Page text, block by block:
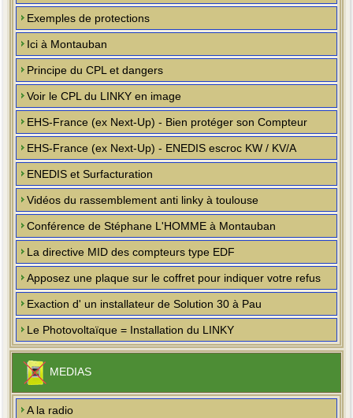
Exemples de protections
Ici à Montauban
Principe du CPL et dangers
Voir le CPL du LINKY en image
EHS-France (ex Next-Up) - Bien protéger son Compteur
EHS-France (ex Next-Up) - ENEDIS escroc KW / KV/A
ENEDIS et Surfacturation
Vidéos du rassemblement anti linky à toulouse
Conférence de Stéphane L'HOMME à Montauban
La directive MID des compteurs type EDF
Apposez une plaque sur le coffret pour indiquer votre refus
Exaction d' un installateur de Solution 30 à Pau
Le Photovoltaïque = Installation du LINKY
MEDIAS
A la radio